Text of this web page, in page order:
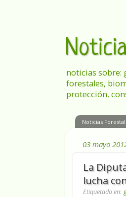
noticias sobre:
forestales,
protección,
Noticias
03 mayo
La
lucha
Etiquetado en: